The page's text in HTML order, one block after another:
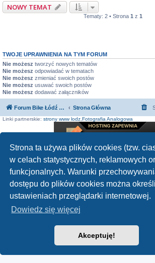
Strona ta używa plików cookies (tzw.
w celach statystycznych, reklamowych
funkcjonalnych. Warunki
dostępu do plików cookies można
ustawieniach przeglądarki internetowej.
Dowiedz się więcej
Akceptuję!
NOWY TEMAT
Tematy: 2 • Strona 1 z 1
TWOJE UPRAWNIENIA NA TYM FORUM
Nie możesz tworzyć nowych tematów
Nie możesz odpowiadać w tematach
Nie możesz zmieniać swoich postów
Nie możesz usuwać swoich postów
Nie możesz dodawać załączników
Forum Bike Łódź - Forum Rowerowe Łódź - Forum Szosowe - Forum MTB Strona Główna
Linki partnerskie: strony www lodz Fotografia Analogowa
Technologię dostarczaphpBB® Forum Software ©
Polski pakiet językowy dostarcza
Zasady ochrony danych osobowych